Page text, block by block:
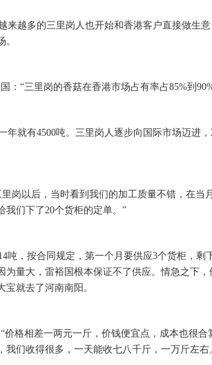
越多的三里岗人也开始和香港客户直接做生意
：“三里岗的香菇在香港市场占有率占85%到
就有4500吨。三里岗人逐步向国际市场迈进，
岗以后，当时看到我们的加工质量不错，在当
我们下了20个货柜的定单。”
，按合同规定，第一个月要供应3个货柜，剩
为量大，雷裕国根本保证不了供应。情急之下
就去了河南南阳。
格相差一两元一斤，价钱便宜点，成本也很合
我们收得很多，一天能收七八千斤，一万斤左右